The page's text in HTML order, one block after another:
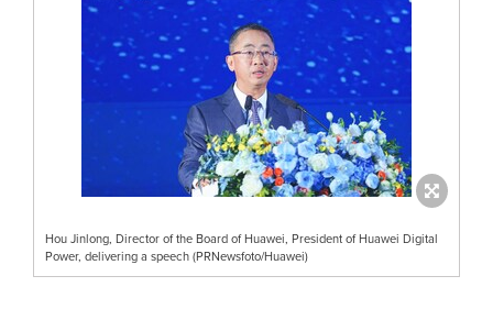
Hou Jinlong, Director of the Board of Huawei, President of Huawei Digital
Power, delivering a speech (PRNewsfoto/Huawei)